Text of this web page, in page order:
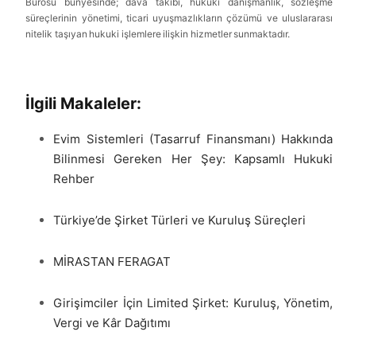
süreçlerinin yönetimi, ticari uyuşmazlıkların çözümü ve uluslararası
nitelik taşıyan hukuki işlemlere ilişkin hizmetler sunmaktadır.
İlgili Makaleler:
Evim Sistemleri (Tasarruf Finansmanı) Hakkında
Bilinmesi Gereken Her Şey: Kapsamlı Hukuki
Rehber
Türkiye’de Şirket Türleri ve Kuruluş Süreçleri
MİRASTAN FERAGAT
Girişimciler İçin Limited Şirket: Kuruluş, Yönetim,
Vergi ve Kâr Dağıtımı